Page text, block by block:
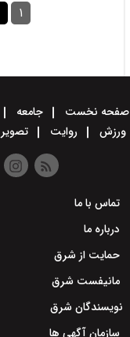
۱
صفحه نخست جامعه
ورزش
روایت تصویر
تماس با ما
درباره ما
حمایت از شرق
مانیفست شرق
نویسندگان شرق
سازمان آگهی ها